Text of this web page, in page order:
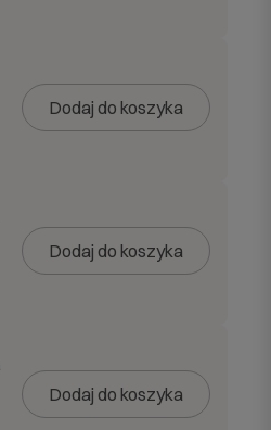
Dodaj do koszyka
Dodaj do koszyka
Dodaj do koszyka